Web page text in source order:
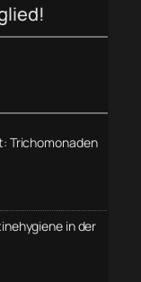
Trichomonaden
in der